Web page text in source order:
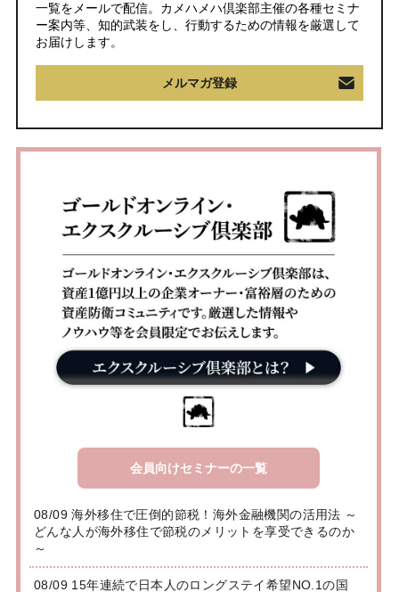
一覧をメールで配信。カメハメハ倶楽部主催の各種セミナ
ー案内等、知的武装をし、行動するための情報を厳選して
お届けします。
メルマガ登録
会員向けセミナーの一覧
08/09 海外移住で圧倒的節税！海外金融機関の活用法 ～
どんな人が海外移住で節税のメリットを享受できるのか
～
08/09 15年連続で日本人のロングステイ希望NO.1の国